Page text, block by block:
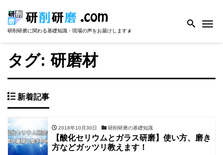
研削研磨に関わる基礎知識・現場の声をお届けします📡
タグ: 研磨材
新着記事
2018年10月30日 研削研磨の基礎知識
【酸化セリウムとガラス研磨】使い方、磨き
方などガッツリ教えます！